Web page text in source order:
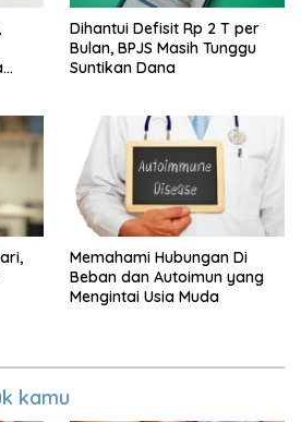
Dihantui Defisit Rp 2 T per
Bulan, BPJS Masih Tunggu
Suntikan Dana
Memahami Hubungan Di
Beban dan Autoimun yang
Mengintai Usia Muda
kamu